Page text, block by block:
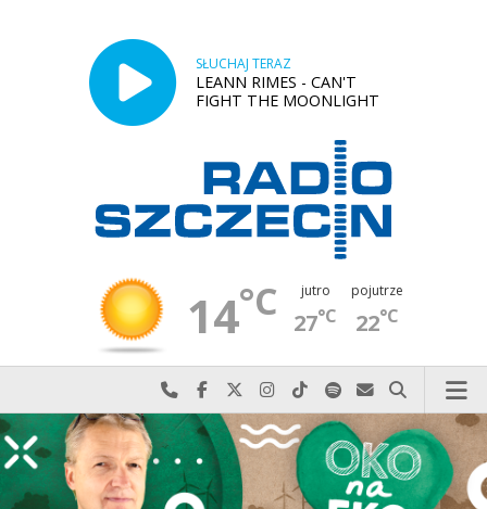
SŁUCHAJ TERAZ
LEANN RIMES - CAN'T
FIGHT THE MOONLIGHT
14°C jutro
27°C
pojutrze
22°C
Najlepiej po prostu do nas zadzwoń
Odwiedź nas na Facebook-u
Odwiedź nas na X
Odwiedź nas na Instagram-ie
Odwiedź nas na TikTok-u
Szukaj nas na Spotify
Wyślij do nas
Szukaj